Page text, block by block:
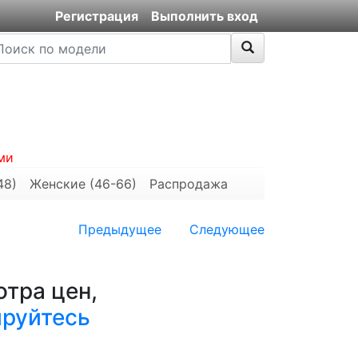
Регистрация Выполнить вход
Женские (46-66) Распродажа
Предыдущее Следующее
цен,